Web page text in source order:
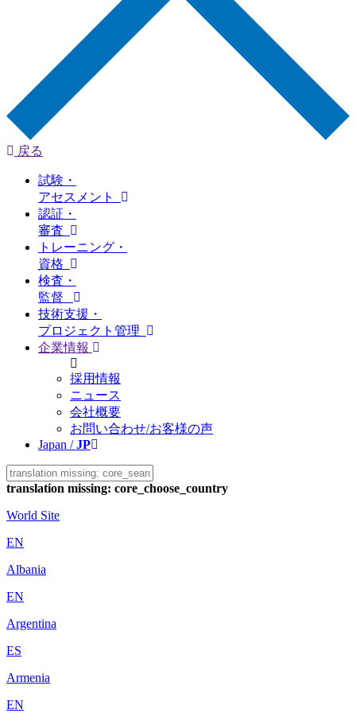
戻る
試験・
アセスメント
認証・
審査
トレーニング・
資格
検査・
監督
技術支援・
プロジェクト管理
企業情報
採用情報
ニュース
会社概要
お問い合わせ/お客様の声
Japan /JP
translation missing: core_choose_country
World Site
EN
Albania
EN
Argentina
ES
Armenia
EN